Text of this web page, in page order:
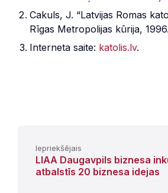
Cakuls, J. “Latvijas Romas
Rīgas Metropolijas kūrija, 1996.
Interneta saite: katolis.lv.
Iepriekšējais
LIAA Daugavpils biznesa
atbalstīs 20 biznesa idejas